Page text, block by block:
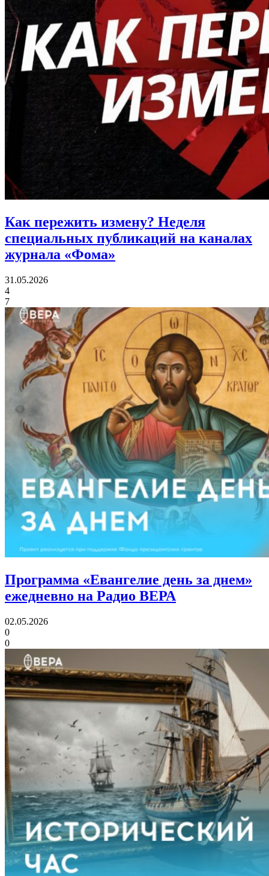
Как пережить измену? Неделя
специальных публикаций на каналах
журнала «Фома»
31.05.2026
4
7
Программа «Евангелие день за днем»
ежедневно на Радио ВЕРА
02.05.2026
0
0